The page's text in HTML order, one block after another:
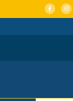
to
content